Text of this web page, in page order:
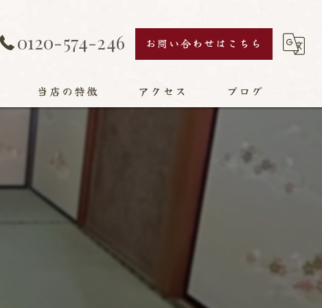
0120-574-246 お問い合わせはこちら
当店の特徴
網戸
アクセス ブログ